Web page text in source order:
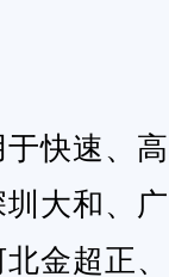
快速、
大和、
金超正